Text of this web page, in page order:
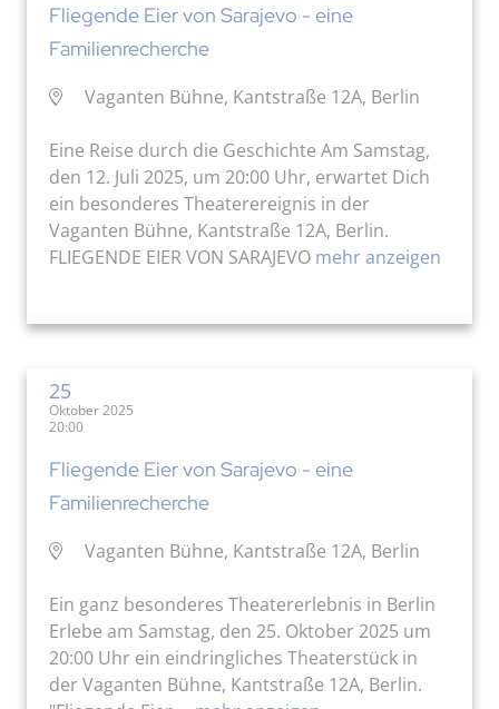
Fliegende Eier von Sarajevo - eine
Familienrecherche
Vaganten Bühne, Kantstraße 12A, Berlin
Eine Reise durch die Geschichte Am Samstag,
den 12. Juli 2025, um 20:00 Uhr, erwartet Dich
ein besonderes Theaterereignis in der
Vaganten Bühne, Kantstraße 12A, Berlin.
FLIEGENDE EIER VON SARAJEVO mehr anzeigen
25
Oktober 2025
20:00
Fliegende Eier von Sarajevo - eine
Familienrecherche
Vaganten Bühne, Kantstraße 12A, Berlin
Ein ganz besonderes Theatererlebnis in Berlin
Erlebe am Samstag, den 25. Oktober 2025 um
20:00 Uhr ein eindringliches Theaterstück in
der Vaganten Bühne, Kantstraße 12A, Berlin.